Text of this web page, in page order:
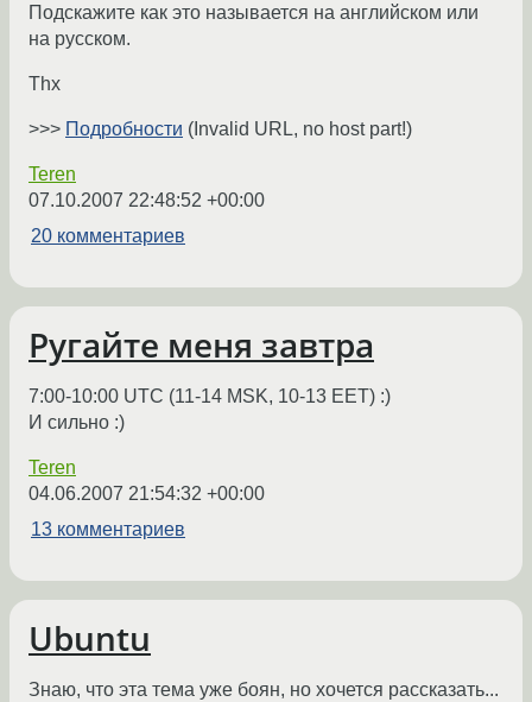
Подскажите как это называется на английском или
на русском.
Thx
>>> Подробности (Invalid URL, no host part!)
Teren
07.10.2007 22:48:52 +00:00
20 комментариев
Ругайте меня завтра
7:00-10:00 UTC (11-14 MSK, 10-13 EET) :)
И сильно :)
Teren
04.06.2007 21:54:32 +00:00
13 комментариев
Ubuntu
Знаю, что эта тема уже боян, но хочется рассказать...